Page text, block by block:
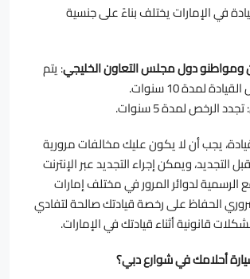
في الإمارات يختلف بناءً على جنسية
ومواطنو دول مجلس التعاون الخليجي: يتم
لمدة 10 سنوات.
: تجدد الرخص لمدة 5 سنوات.
يجب أن لا يكون عليك مخالفات مرورية
التجديد، ويمكن إجراء التجديد عبر الإنترنت
الرسمية لدوائر المرور في مختلف إمارات
الحفاظ على رخصة قيادتك صالحة لتفادي
قانونية أثناء قيادتك في الإمارات.
أحلامك في شوارع دبي؟